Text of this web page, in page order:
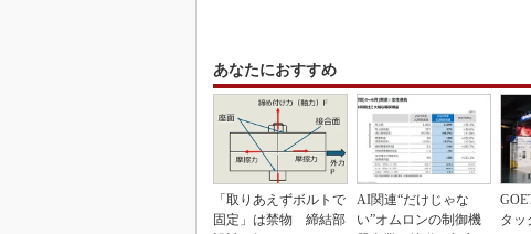
あなたにおすすめ
「取りあえずボルトで
固定」は禁物 締結部
AI関連“だけじゃな
い”オムロンの制御機
タッ